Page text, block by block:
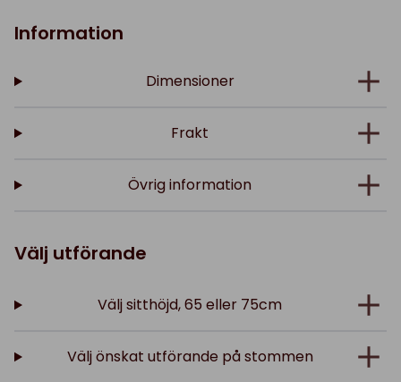
Information
Dimensioner
Frakt
Övrig information
Välj utförande
Välj sitthöjd, 65 eller 75cm
Välj önskat utförande på stommen